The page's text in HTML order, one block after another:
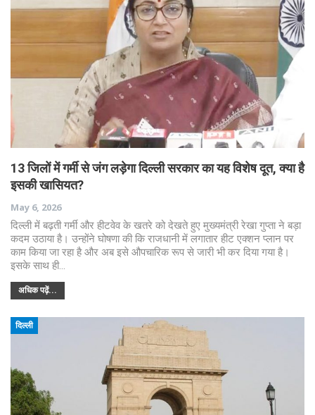
13 जिलों में गर्मी से जंग लड़ेगा दिल्ली सरकार का यह विशेष दूत, क्या है
इसकी खासियत?
May 6, 2026
दिल्ली में बढ़ती गर्मी और हीटवेव के खतरे को देखते हुए मुख्यमंत्री रेखा गुप्ता ने बड़ा
कदम उठाया है। उन्होंने घोषणा की कि राजधानी में लगातार हीट एक्शन प्लान पर
काम किया जा रहा है और अब इसे औपचारिक रूप से जारी भी कर दिया गया है।
इसके साथ ही…
अधिक पढ़ें...
दिल्ली